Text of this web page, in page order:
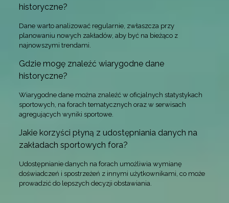
historyczne?
Dane warto analizować regularnie, zwłaszcza przy
planowaniu nowych zakładów, aby być na bieżąco z
najnowszymi trendami.
Gdzie mogę znaleźć wiarygodne dane
historyczne?
Wiarygodne dane można znaleźć w oficjalnych statystykach
sportowych, na forach tematycznych oraz w serwisach
agregujących wyniki sportowe.
Jakie korzyści płyną z udostępniania danych na
zakładach sportowych fora?
Udostępnianie danych na forach umożliwia wymianę
doświadczeń i spostrzeżeń z innymi użytkownikami, co może
prowadzić do lepszych decyzji obstawiania.